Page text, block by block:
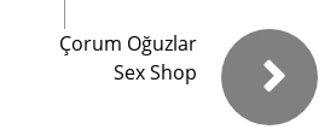
Çorum Oğuzlar
Sex Shop